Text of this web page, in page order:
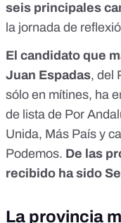
seis principales
la jornada de
El candidato que
Juan Espadas, del
sólo en mítines, ha
de lista de Por
Unida, Más País y
Podemos. De las
recibido ha sido
La provincia